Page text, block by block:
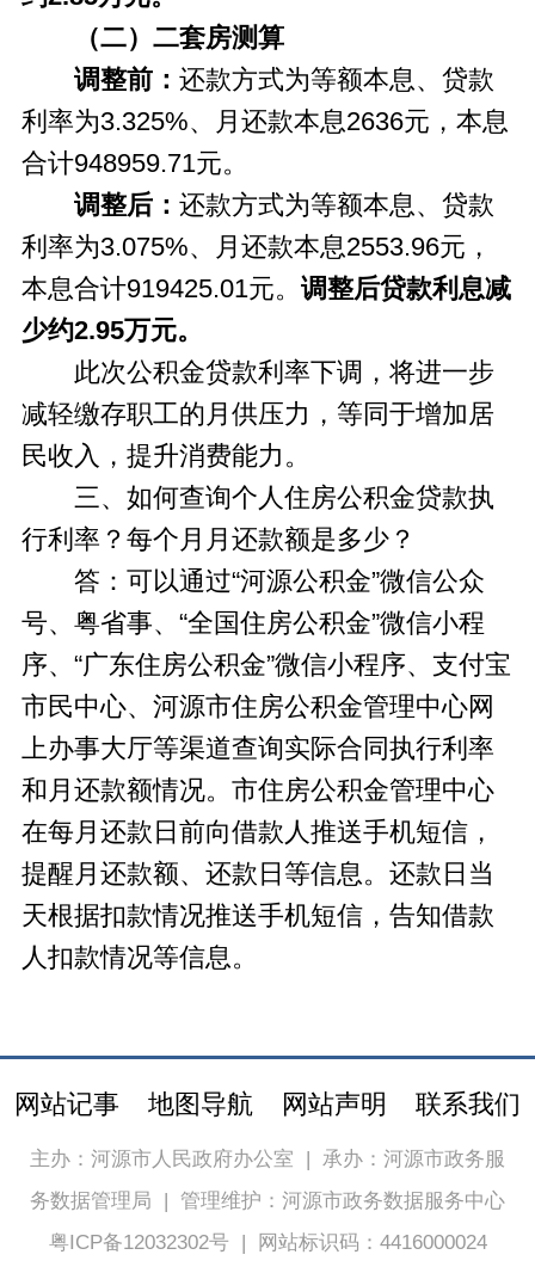
（二）二套房测算
调整前： 还款方式为等额本息、贷款
利率为3.325%、月还款本息2636元，本息
合计948959.71元。
调整后： 还款方式为等额本息、贷款
利率为3.075%、月还款本息2553.96元，
本息合计919425.01元。 调整后贷款利息减
少约2.95万元。
此次公积金贷款利率下调，将进一步
减轻缴存职工的月供压力，等同于增加居
民收入，提升消费能力。
三、如何查询个人住房公积金贷款执
行利率？每个月月还款额是多少？
答：可以通过“河源公积金”微信公众
号、粤省事、“全国住房公积金”微信小程
序、“广东住房公积金”微信小程序、支付宝
市民中心、河源市住房公积金管理中心网
上办事大厅等渠道查询实际合同执行利率
和月还款额情况。市住房公积金管理中心
在每月还款日前向借款人推送手机短信，
提醒月还款额、还款日等信息。还款日当
天根据扣款情况推送手机短信，告知借款
人扣款情况等信息。
网站记事 地图导航 网站声明 联系我们
主办：河源市人民政府办公室 | 承办：河源市政务服
务数据管理局 | 管理维护：河源市政务数据服务中心
粤ICP备12032302号| 网站标识码：4416000024